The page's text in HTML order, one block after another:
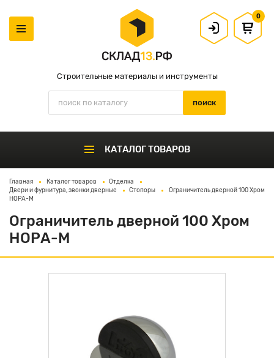
Строительные материалы и инструменты
0
КАТАЛОГ ТОВАРОВ
Главная Каталог товаров
Отделка
Двери и фурнитура, звонки дверные
Стопоры
Ограничитель дверной 100 Хром
НОРА-М
Ограничитель дверной 100 Хром
НОРА-М